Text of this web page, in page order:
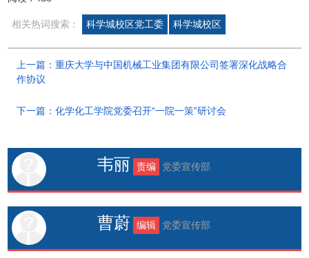
相关热词搜索 : 科学城校区党工委 科学城校区
上一篇：重庆大学与中国机械工业集团有限公司签署深化战略合
作协议
下一篇：化学化工学院党委召开“一院一策”研讨会
韦丽 责编 党委宣传部
曹蔚 编辑 党委宣传部